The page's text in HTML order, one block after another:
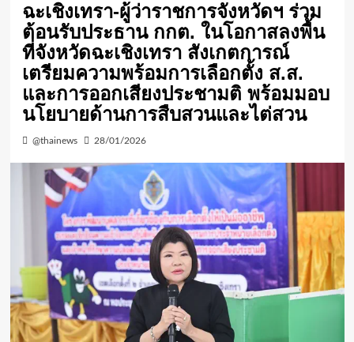
ฉะเชิงเทรา-ผู้ว่าราชการจังหวัดฯ ร่วม
ต้อนรับประธาน กกต. ในโอกาสลงพื้น
ที่จังหวัดฉะเชิงเทรา สังเกตการณ์
เตรียมความพร้อมการเลือกตั้ง ส.ส.
และการออกเสียงประชามติ พร้อมมอบ
นโยบายด้านการสืบสวนและไต่สวน
@thainews 28/01/2026